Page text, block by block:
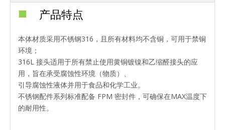
■ 产品特点
本体材质采用不锈钢316，且所有材料均不含铜，可用于禁铜
环境；
316L 接头适用于所有禁止使用黄铜镀镍和乙缩醛接头的应
用，旨在承受腐蚀性环境（物质）、
引导腐蚀性液体并用于食品和化学工业。
不锈钢配件系列标准配备 FPM 密封件，可确保在MAX温度下
的耐用性。